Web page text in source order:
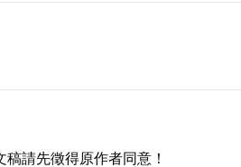
稿請先徵得原作者同意！